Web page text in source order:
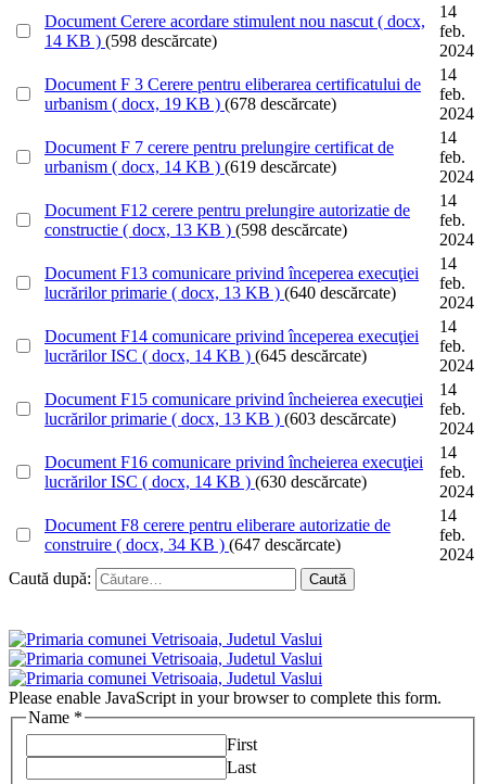
Document Cerere acordare stimulent nou nascut ( docx,
14 KB ) (598 descărcate)
14
feb.
2024
Document F 3 Cerere pentru eliberarea certificatului de
urbanism ( docx, 19 KB ) (678 descărcate)
14
feb.
2024
Document F 7 cerere pentru prelungire certificat de
urbanism ( docx, 14 KB ) (619 descărcate)
14
feb.
2024
Document F12 cerere pentru prelungire autorizatie de
constructie ( docx, 13 KB ) (598 descărcate)
14
feb.
2024
Document F13 comunicare privind începerea execuţiei
lucrărilor primarie ( docx, 13 KB ) (640 descărcate)
14
feb.
2024
Document F14 comunicare privind începerea execuţiei
lucrărilor ISC ( docx, 14 KB ) (645 descărcate)
14
feb.
2024
Document F15 comunicare privind încheierea execuţiei
lucrărilor primarie ( docx, 13 KB ) (603 descărcate)
14
feb.
2024
Document F16 comunicare privind încheierea execuţiei
lucrărilor ISC ( docx, 14 KB ) (630 descărcate)
14
feb.
2024
Document F8 cerere pentru eliberare autorizatie de
construire ( docx, 34 KB ) (647 descărcate)
14
feb.
2024
Caută după:
Please enable JavaScript in your browser to complete this form.
Name *
First
Last